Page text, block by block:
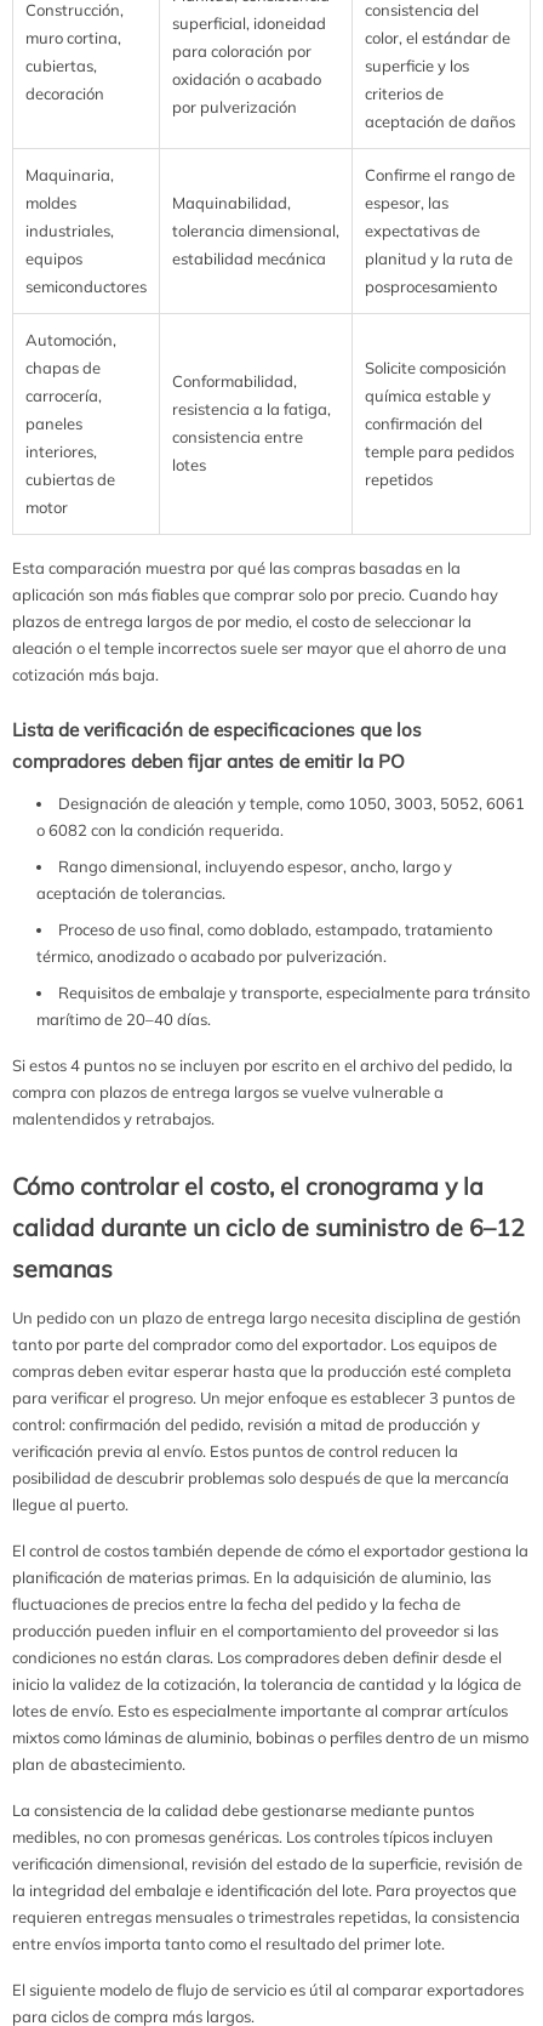
Construcción,
muro cortina,
cubiertas,
decoración
superficial, idoneidad
para coloración por
oxidación o acabado
por pulverización
consistencia del
color, el estándar de
superficie y los
criterios de
aceptación de daños
Maquinaria,
moldes
industriales,
equipos
semiconductores
Maquinabilidad,
tolerancia dimensional,
estabilidad mecánica
Confirme el rango de
espesor, las
expectativas de
planitud y la ruta de
posprocesamiento
Automoción,
chapas de
carrocería,
paneles
interiores,
cubiertas de
motor
Conformabilidad,
resistencia a la fatiga,
consistencia entre
lotes
Solicite composición
química estable y
confirmación del
temple para pedidos
repetidos
Esta comparación muestra por qué las compras basadas en la
aplicación son más fiables que comprar solo por precio. Cuando hay
plazos de entrega largos de por medio, el costo de seleccionar la
aleación o el temple incorrectos suele ser mayor que el ahorro de una
cotización más baja.
Lista de verificación de especificaciones que los
compradores deben fijar antes de emitir la PO
Designación de aleación y temple, como 1050, 3003, 5052, 6061
o 6082 con la condición requerida.
Rango dimensional, incluyendo espesor, ancho, largo y
aceptación de tolerancias.
Proceso de uso final, como doblado, estampado, tratamiento
térmico, anodizado o acabado por pulverización.
Requisitos de embalaje y transporte, especialmente para tránsito
marítimo de 20–40 días.
Si estos 4 puntos no se incluyen por escrito en el archivo del pedido, la
compra con plazos de entrega largos se vuelve vulnerable a
malentendidos y retrabajos.
Cómo controlar el costo, el cronograma y la
calidad durante un ciclo de suministro de 6–12
semanas
Un pedido con un plazo de entrega largo necesita disciplina de gestión
tanto por parte del comprador como del exportador. Los equipos de
compras deben evitar esperar hasta que la producción esté completa
para verificar el progreso. Un mejor enfoque es establecer 3 puntos de
control: confirmación del pedido, revisión a mitad de producción y
verificación previa al envío. Estos puntos de control reducen la
posibilidad de descubrir problemas solo después de que la mercancía
llegue al puerto.
El control de costos también depende de cómo el exportador gestiona la
planificación de materias primas. En la adquisición de aluminio, las
fluctuaciones de precios entre la fecha del pedido y la fecha de
producción pueden influir en el comportamiento del proveedor si las
condiciones no están claras. Los compradores deben definir desde el
inicio la validez de la cotización, la tolerancia de cantidad y la lógica de
lotes de envío. Esto es especialmente importante al comprar artículos
mixtos como láminas de aluminio, bobinas o perfiles dentro de un mismo
plan de abastecimiento.
La consistencia de la calidad debe gestionarse mediante puntos
medibles, no con promesas genéricas. Los controles típicos incluyen
verificación dimensional, revisión del estado de la superficie, revisión de
la integridad del embalaje e identificación del lote. Para proyectos que
requieren entregas mensuales o trimestrales repetidas, la consistencia
entre envíos importa tanto como el resultado del primer lote.
El siguiente modelo de flujo de servicio es útil al comparar exportadores
para ciclos de compra más largos.